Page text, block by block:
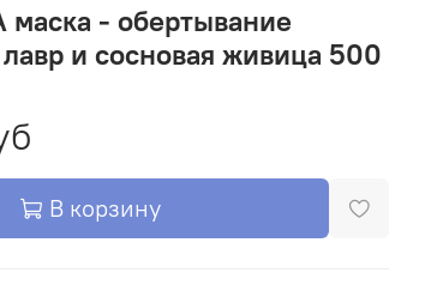
маска - обертывание
и сосновая живица 500
В корзину